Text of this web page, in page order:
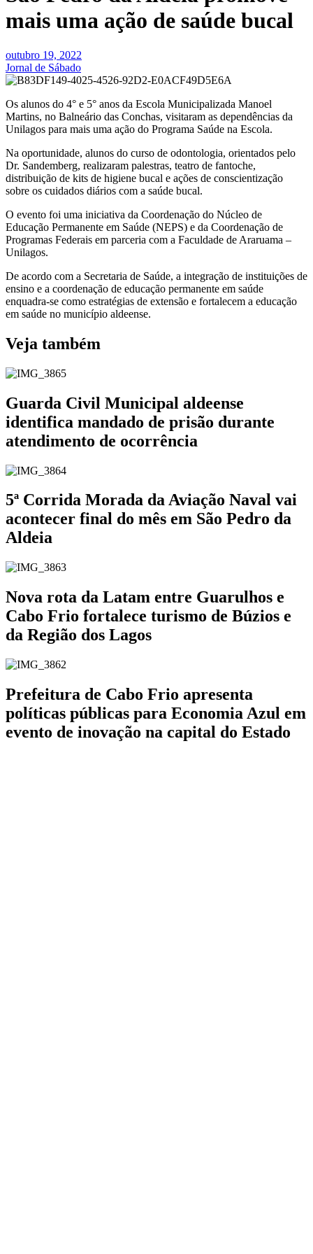
mais uma ação de saúde bucal
outubro 19, 2022
Jornal de Sábado
Os alunos do 4° e 5° anos da Escola Municipalizada Manoel
Martins, no Balneário das Conchas, visitaram as dependências da
Unilagos para mais uma ação do Programa Saúde na Escola.
Na oportunidade, alunos do curso de odontologia, orientados pelo
Dr. Sandemberg, realizaram palestras, teatro de fantoche,
distribuição de kits de higiene bucal e ações de conscientização
sobre os cuidados diários com a saúde bucal.
O evento foi uma iniciativa da Coordenação do Núcleo de
Educação Permanente em Saúde (NEPS) e da Coordenação de
Programas Federais em parceria com a Faculdade de Araruama –
Unilagos.
De acordo com a Secretaria de Saúde, a integração de instituições de
ensino e a coordenação de educação permanente em saúde
enquadra-se como estratégias de extensão e fortalecem a educação
em saúde no município aldeense.
Veja também
Guarda Civil Municipal aldeense
identifica mandado de prisão durante
atendimento de ocorrência
5ª Corrida Morada da Aviação Naval vai
acontecer final do mês em São Pedro da
Aldeia
Nova rota da Latam entre Guarulhos e
Cabo Frio fortalece turismo de Búzios e
da Região dos Lagos
Prefeitura de Cabo Frio apresenta
políticas públicas para Economia Azul em
evento de inovação na capital do Estado